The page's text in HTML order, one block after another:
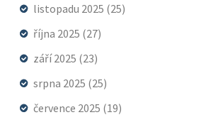
listopadu 2025 (25)
října 2025 (27)
září 2025 (23)
srpna 2025 (25)
července 2025 (19)